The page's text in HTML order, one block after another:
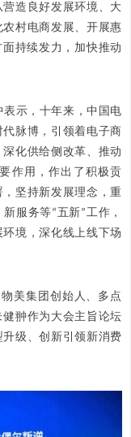
造良好发展环境、大
村电商发展、开展惠
持续发力，加快推动
示，十年来，中国电
脉博，引领着电子商
化供给侧改革、推动
作用，作出了积极贡
坚持新发展理念，重
服务等“五新”工作，
境，深化线上线下场
美集团创始人、多点
翀作为大会主旨论坛
级、创新引领新消费